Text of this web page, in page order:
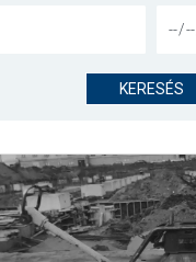
KERESÉS